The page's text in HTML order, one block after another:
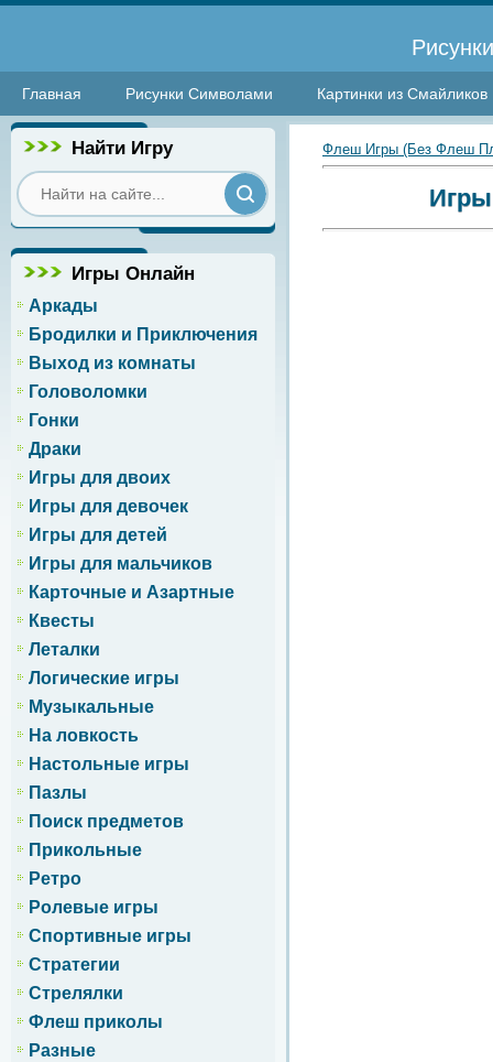
Главная Рисунки Символами Картинки из Смайликов
Найти Игру
Игры Онлайн
Аркады
Бродилки и Приключения
Выход из комнаты
Головоломки
Гонки
Драки
Игры для двоих
Игры для девочек
Игры для детей
Игры для мальчиков
Карточные и Азартные
Квесты
Леталки
Логические игры
Музыкальные
На ловкость
Настольные игры
Пазлы
Поиск предметов
Прикольные
Ретро
Ролевые игры
Спортивные игры
Стратегии
Стрелялки
Флеш приколы
Разные
Флеш Игры (Без Флеш
Игры